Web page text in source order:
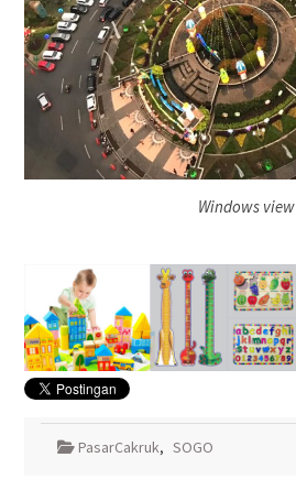
Windows view
PasarCakruk, SOGO